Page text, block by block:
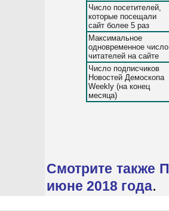
Число посетителей,
которые посещали
сайт более 5 раз
Максимальное
одновременное число
читателей на сайте
Число подписчиков
Новостей Демоскопа
Weekly (на конец
месяца)
Смотрите также
июне 2018 года.